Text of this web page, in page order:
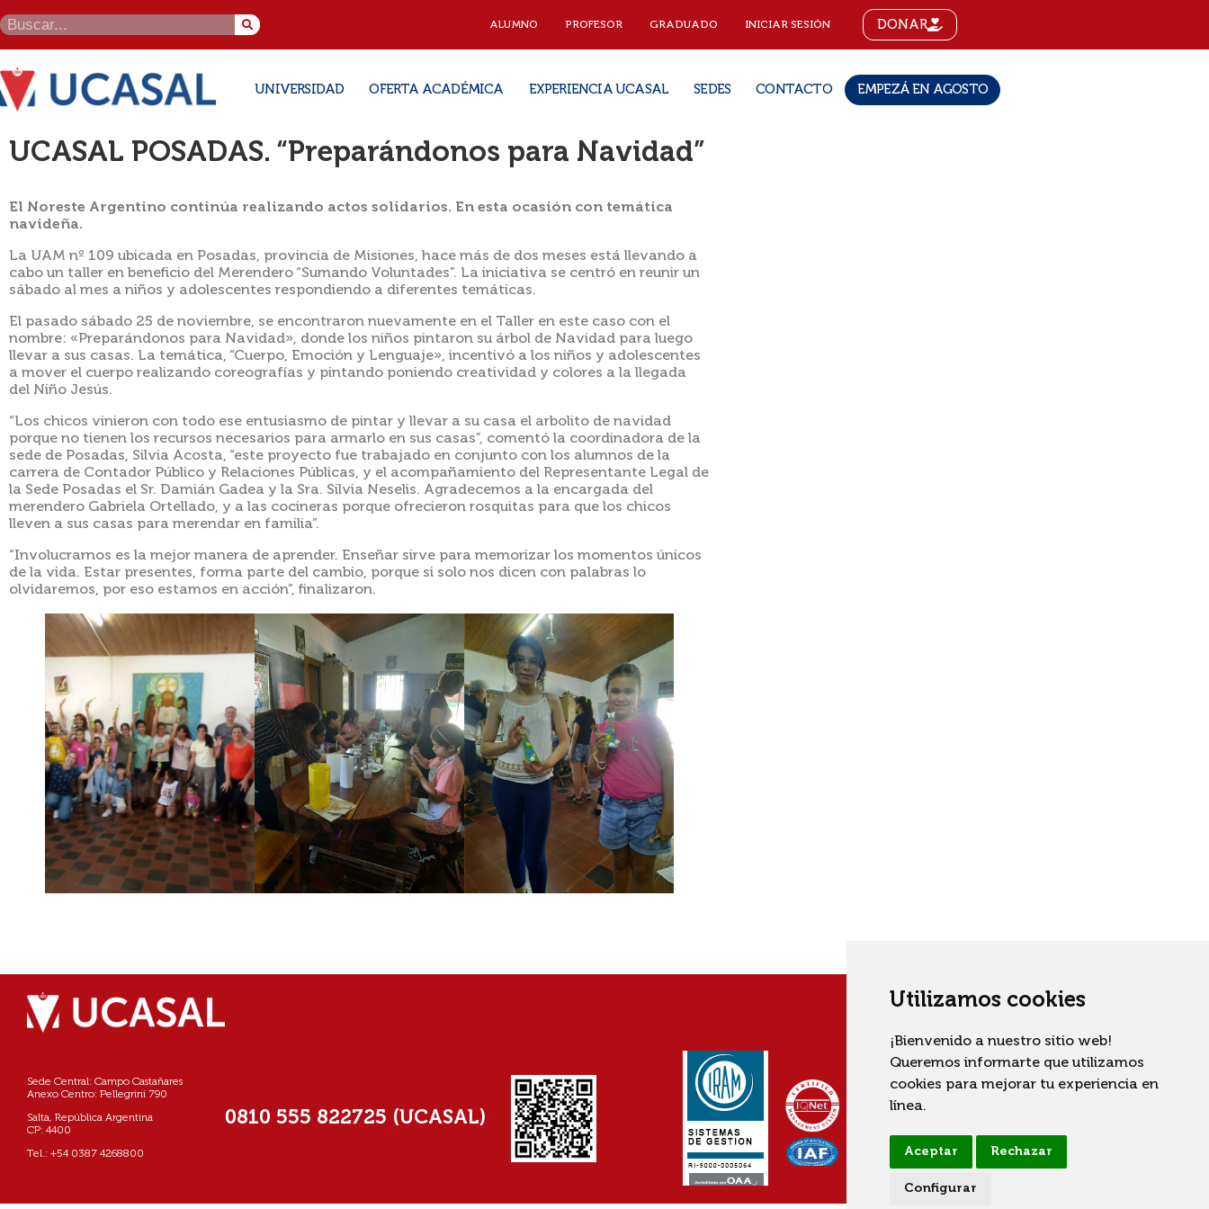
Utilizamos cookies
¡Bienvenido a nuestro sitio web!
Queremos informarte que utilizamos
cookies para mejorar tu experiencia en
línea.
Aceptar Rechazar
Configurar
ALUMNO PROFESOR GRADUADO INICIAR SESIÓN DONAR
UNIVERSIDAD OFERTA ACADÉMICA EXPERIENCIA UCASAL SEDES CONTACTO EMPEZÁ EN AGOSTO
UCASAL POSADAS. “Preparándonos para Navidad”
El Noreste Argentino continúa realizando actos solidarios. En esta ocasión con temática
navideña.
La UAM nº 109 ubicada en Posadas, provincia de Misiones, hace más de dos meses está llevando a
cabo un taller en beneficio del Merendero “Sumando Voluntades”. La iniciativa se centró en reunir un
sábado al mes a niños y adolescentes respondiendo a diferentes temáticas.
El pasado sábado 25 de noviembre, se encontraron nuevamente en el Taller en este caso con el
nombre: «Preparándonos para Navidad», donde los niños pintaron su árbol de Navidad para luego
llevar a sus casas. La temática, “Cuerpo, Emoción y Lenguaje», incentivó a los niños y adolescentes
a mover el cuerpo realizando coreografías y pintando poniendo creatividad y colores a la llegada
del Niño Jesús.
“Los chicos vinieron con todo ese entusiasmo de pintar y llevar a su casa el arbolito de navidad
porque no tienen los recursos necesarios para armarlo en sus casas”, comentó la coordinadora de la
sede de Posadas, Silvia Acosta, “este proyecto fue trabajado en conjunto con los alumnos de la
carrera de Contador Público y Relaciones Públicas, y el acompañamiento del Representante Legal de
la Sede Posadas el Sr. Damián Gadea y la Sra. Silvia Neselis. Agradecemos a la encargada del
merendero Gabriela Ortellado, y a las cocineras porque ofrecieron rosquitas para que los chicos
lleven a sus casas para merendar en familia”.
“Involucrarnos es la mejor manera de aprender. Enseñar sirve para memorizar los momentos únicos
de la vida. Estar presentes, forma parte del cambio, porque si solo nos dicen con palabras lo
olvidaremos, por eso estamos en acción”, finalizaron.
Sede Central: Campo Castañares
Anexo Centro: Pellegrini 790
Salta, República Argentina
CP: 4400
Tel.: +54 0387 4268800
0810 555 822725 (UCASAL)